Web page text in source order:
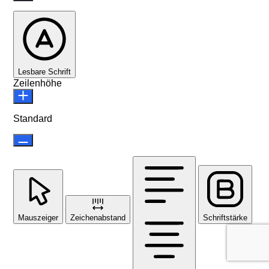
Lesbare Schrift
Zeilenhöhe
Standard
Mauszeiger Zeichenabstand Schriftstärke